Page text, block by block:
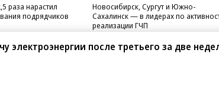
раза нарастил
подрядчиков
Новосибирск, Сургут и Южно-
Сахалинск — в лидерах по
реализации ГЧП
электроэнергии после третьего за две